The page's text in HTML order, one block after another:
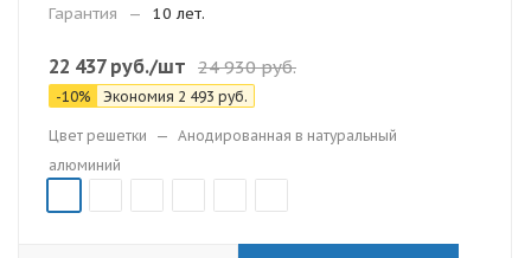
Гарантия
— 10 лет.
22 437руб./шт 24 930руб.
-10% Экономия 2 493 руб.
Цвет решетки — Анодированная в натуральный
алюминий